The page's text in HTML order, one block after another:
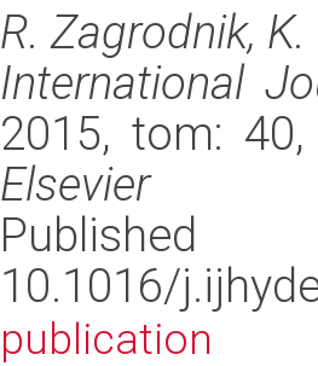
R. Zagrodnik,
International
2015, tom:
Elsevier
Published
10.1016/
publication